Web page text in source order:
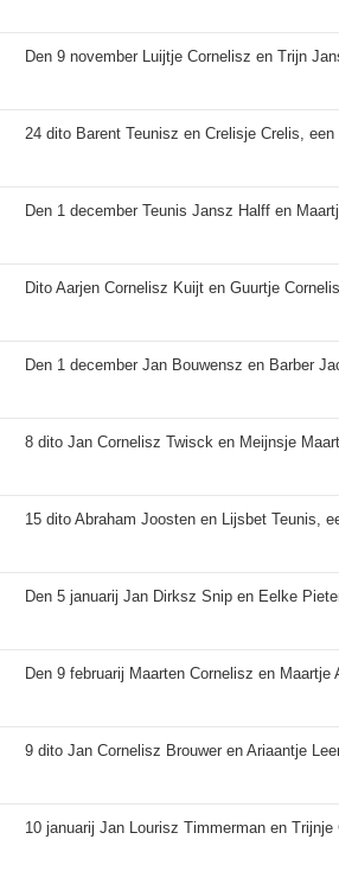
Den 9 november Luijtje Cornelisz en Trijn
24 dito Barent Teunisz en Crelisje Crelis, een
Den 1 december Teunis Jansz Halff en
Dito Aarjen Cornelisz Kuijt en Guurtje
Den 1 december Jan Bouwensz en Barber
8 dito Jan Cornelisz Twisck en Meijnsje
15 dito Abraham Joosten en Lijsbet Teunis,
Den 5 januarij Jan Dirksz Snip en Eelke
Den 9 februarij Maarten Cornelisz en
9 dito Jan Cornelisz Brouwer en Ariaantje
10 januarij Jan Lourisz Timmerman en